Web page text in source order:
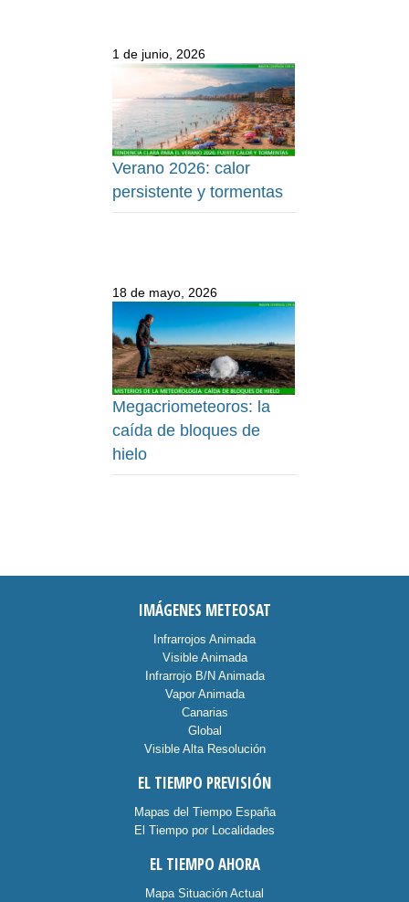
1 de junio, 2026
Verano 2026: calor
persistente y tormentas
18 de mayo, 2026
Megacriometeoros: la
caída de bloques de
hielo
IMÁGENES METEOSAT
Infrarrojos Animada
Visible Animada
Infrarrojo B/N Animada
Vapor Animada
Canarias
Global
Visible Alta Resolución
EL TIEMPO PREVISIÓN
Mapas del Tiempo España
El Tiempo por Localidades
EL TIEMPO AHORA
Mapa Situación Actual